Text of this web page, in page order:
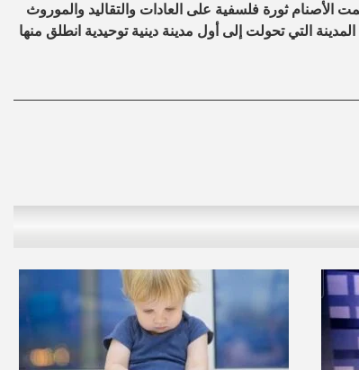
ثورة فلسفية على العادات والتقاليد والموروث
التي تحولت إلى أول مدينة دينية توحيدية انطلق منها